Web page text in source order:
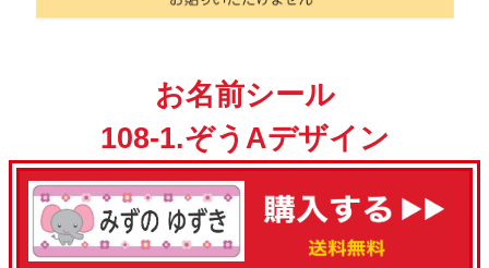
お名前シール
108-1.ぞうAデザイン